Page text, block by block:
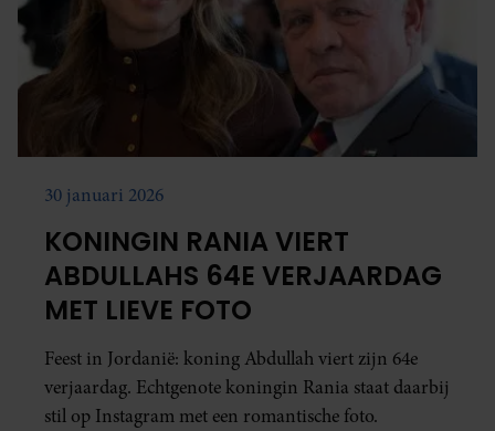
30 januari 2026
KONINGIN RANIA VIERT
ABDULLAHS 64E VERJAARDAG
MET LIEVE FOTO
Feest in Jordanië: koning Abdullah viert zijn 64e
verjaardag. Echtgenote koningin Rania staat daarbij
stil op Instagram met een romantische foto.